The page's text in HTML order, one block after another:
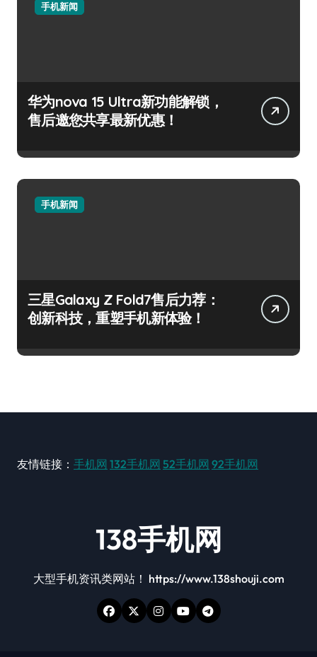
手机新闻
华为nova 15 Ultra新功能解锁，
售后邀您共享最新优惠！
手机新闻
三星Galaxy Z Fold7售后力荐：
创新科技，重塑手机新体验！
友情链接： 手机网 132手机网 52手机网 92手机网
138手机网
大型手机资讯类网站！ https://www.138shouji.com